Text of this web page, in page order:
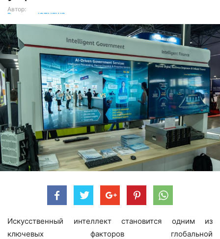
Автор:
Редакция ICTNEWS
Искусственный интеллект становится одним из
ключевых факторов глобальной